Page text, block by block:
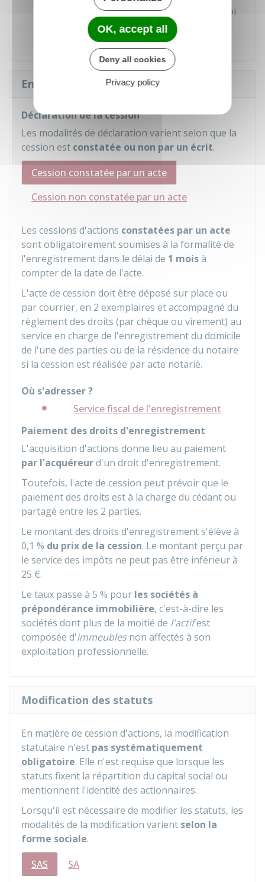
(justification du passif, modalités d'envoi
de la demande d'indemnisation, etc.).
Enregistrement de la cession
Déclaration de la cession
Les modalités de déclaration varient selon que la
cession est constatée ou non par un écrit.
Cession constatée par un acte
Cession non constatée par un acte
Les cessions d'actions constatées par un acte
sont obligatoirement soumises à la formalité de
l'enregistrement dans le délai de 1 moisà
compter de la date de l'acte.
L'acte de cession doit être déposé sur place ou
par courrier, en 2 exemplaires et accompagné du
règlement des droits (par chèque ou virement) au
service en charge de l'enregistrement du domicile
de l'une des parties ou de la résidence du notaire
si la cession est réalisée par acte notarié.
Où s'adresser ?
Service fiscal de l'enregistrement
Paiement des droits d'enregistrement
L'acquisition d'actions donne lieu au paiement
par l'acquéreurd'un droit d'enregistrement.
Toutefois, l'acte de cession peut prévoir que le
paiement des droits est à la charge du cédant ou
partagé entre les 2 parties.
Le montant des droits d'enregistrement s'élève à
0,1 % du prix de la cession. Le montant perçu par
le service des impôts ne peut pas être inférieur à
25 €.
Le taux passe à 5 % pour les sociétés à
prépondérance immobilière, c'est-à-dire les
sociétés dont plus de la moitié de l'actifest
composée d'immeublesnon affectés à son
exploitation professionnelle.
Modification des statuts
En matière de cession d'actions, la modification
statutaire n'est pas systématiquement
obligatoire. Elle n'est requise que lorsque les
statuts fixent la répartition du capital social ou
mentionnent l'identité des actionnaires.
Lorsqu'il est nécessaire de modifier les statuts, les
modalités de la modification varient selon la
forme sociale.
SAS
SA
OK, accept all
Deny all cookies
Privacy policy